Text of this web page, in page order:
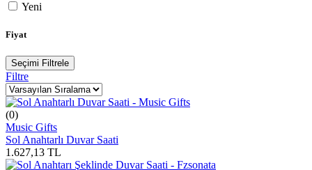
Yeni
Fiyat
Seçimi Filtrele
Filtre
(0)
Music Gifts
Sol Anahtarlı Duvar Saati
1.627,13 TL